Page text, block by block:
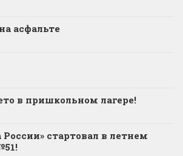
асфальте
в пришкольном лагере!
стартовал в летнем